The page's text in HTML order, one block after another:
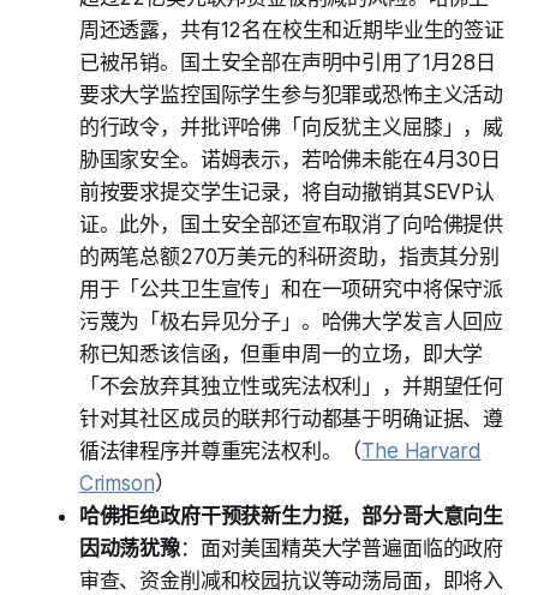
周还透露，共有12名在校生和近期毕业生的签证
已被吊销。国土安全部在声明中引用了1月28日
要求大学监控国际学生参与犯罪或恐怖主义活动
的行政令，并批评哈佛「向反犹主义屈膝」，威
胁国家安全。诺姆表示，若哈佛未能在4月30日
前按要求提交学生记录，将自动撤销其SEVP认
证。此外，国土安全部还宣布取消了向哈佛提供
的两笔总额270万美元的科研资助，指责其分别
用于「公共卫生宣传」和在一项研究中将保守派
污蔑为「极右异见分子」。哈佛大学发言人回应
称已知悉该信函，但重申周一的立场，即大学
「不会放弃其独立性或宪法权利」，并期望任何
针对其社区成员的联邦行动都基于明确证据、遵
循法律程序并尊重宪法权利。（The Harvard
Crimson）
哈佛拒绝政府干预获新生力挺，部分哥大意向生
因动荡犹豫：面对美国精英大学普遍面临的政府
审查、资金削减和校园抗议等动荡局面，即将入